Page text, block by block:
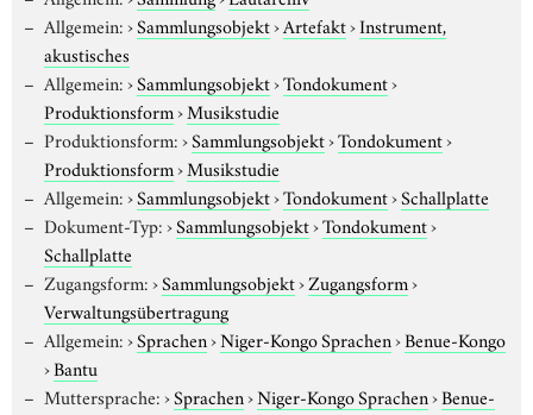
Allgemein:›Sammlungsobjekt›Artefakt›Instrument,
akustisches
Allgemein:›Sammlungsobjekt›Tondokument›
Produktionsform›Musikstudie
Produktionsform:›Sammlungsobjekt›Tondokument›
Produktionsform›Musikstudie
Allgemein:›Sammlungsobjekt›Tondokument›Schallplatte
Dokument-Typ:›Sammlungsobjekt›Tondokument›
Schallplatte
Zugangsform:›Sammlungsobjekt›Zugangsform›
Verwaltungsübertragung
Allgemein:›Sprachen›Niger-Kongo Sprachen›Benue-Kongo
›Bantu
Muttersprache:›Sprachen›Niger-Kongo Sprachen›Benue-